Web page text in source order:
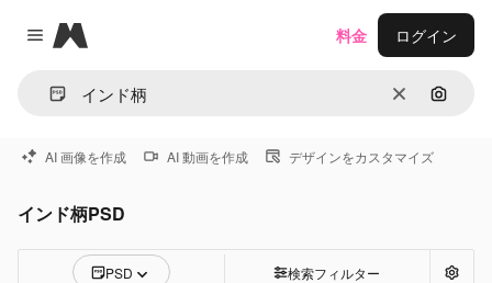
Close menu
Magnific
消去 画像で
料金 ログイン
AI 画像を作成 AI 動画を作成 デザインをカスタマイズ
インド柄PSD
PSD 検索フィルター